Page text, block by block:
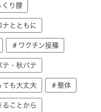
くり腰
ナとともに
＃ワクチン接種
テ・秋バテ
ても大丈夫 ＃整体
ることから